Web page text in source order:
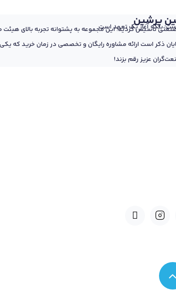
پرشین
بلکه آغاز یک تعهد است
و تجهیزات صنعتی تاسیس گردید. این مجموعه به پشتوانه تجربه
است ارائه مشاوره رایگان و تخصصی در زمان خرید که
عزیز رقم بزند!